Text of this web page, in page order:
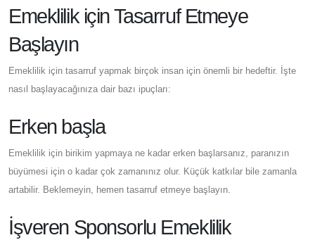
Emeklilik için Tasarruf Etmeye
Başlayın
Emeklilik için tasarruf yapmak birçok insan için önemli bir hedeftir. İşte
nasıl başlayacağınıza dair bazı ipuçları:
Erken başla
Emeklilik için birikim yapmaya ne kadar erken başlarsanız, paranızın
büyümesi için o kadar çok zamanınız olur. Küçük katkılar bile zamanla
artabilir. Beklemeyin, hemen tasarruf etmeye başlayın.
İşveren Sponsorlu Emeklilik